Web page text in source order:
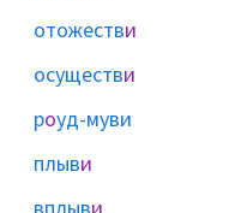
отожестви
осуществи
роуд-муви
плыви